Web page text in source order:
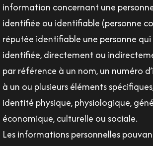
information concernant une
identifiée ou identifiable (personne
réputée identifiable une personne
identifiée, directement ou
par référence à un nom, un numéro
à un ou plusieurs éléments
identité physique, physiologique,
économique, culturelle ou sociale.
Les informations personnelles